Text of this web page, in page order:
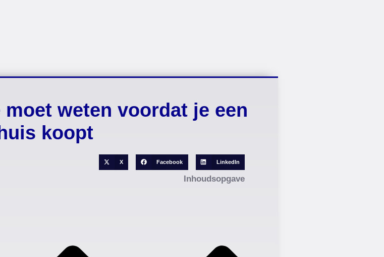
weten voordat je een
koopt
X Facebook LinkedIn
Inhoudsopgave